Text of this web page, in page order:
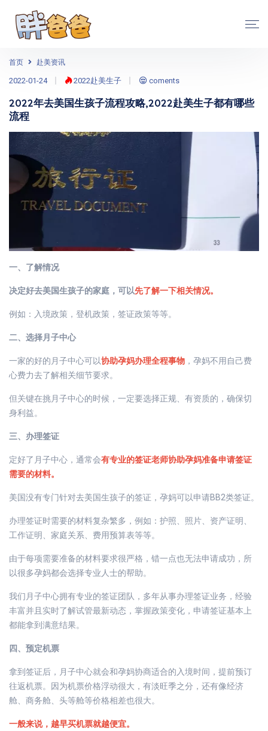
首页 赴美资讯
2022-01-24 2022赴美生子 coments
2022年去美国生孩子流程攻略,2022赴美生子都有哪些
流程
一、了解情况
决定好去美国生孩子的家庭，可以先了解一下相关情况。
例如：入境政策，登机政策，签证政策等等。
二、选择月子中心
一家的好的月子中心可以协助孕妈办理全程事物 ，孕妈不用自己费
心费力去了解相关细节要求。
但关键在挑月子中心的时候，一定要选择正规、有资质的，确保切
身利益。
三、办理签证
定好了月子中心，通常会有专业的签证老师协助孕妈准备申请签证
需要的材料。
美国没有专门针对去美国生孩子的签证，孕妈可以申请BB2类签证。
办理签证时需要的材料复杂繁多，例如：护照、照片、资产证明、
工作证明、家庭关系、费用预算表等等。
由于每项需要准备的材料要求很严格，错一点也无法申请成功，所
以很多孕妈都会选择专业人士的帮助。
我们月子中心拥有专业的签证团队，多年从事办理签证业务，经验
丰富并且实时了解试管最新动态，掌握政策变化，申请签证基本上
都能拿到满意结果。
四、预定机票
拿到签证后，月子中心就会和孕妈协商适合的入境时间，提前预订
往返机票。因为机票价格浮动很大，有淡旺季之分，还有像经济
舱、商务舱、头等舱等价格相差也很大。
一般来说，越早买机票就越便宜。